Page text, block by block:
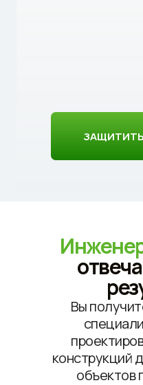
Вы
конструкций
объектов